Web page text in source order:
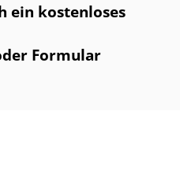
ein kostenloses
Formular